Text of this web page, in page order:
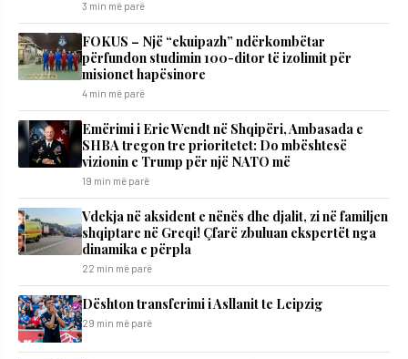
3 min më parë
FOKUS – Një “ekuipazh” ndërkombëtar
përfundon studimin 100-ditor të izolimit për
misionet hapësinore
4 min më parë
Emërimi i Eric Wendt në Shqipëri, Ambasada e
SHBA tregon tre prioritetet: Do mbështesë
vizionin e Trump për një NATO më
19 min më parë
Vdekja në aksident e nënës dhe djalit, zi në familjen
shqiptare në Greqi! Çfarë zbuluan ekspertët nga
dinamika e përpla
22 min më parë
Dështon transferimi i Asllanit te Leipzig
29 min më parë